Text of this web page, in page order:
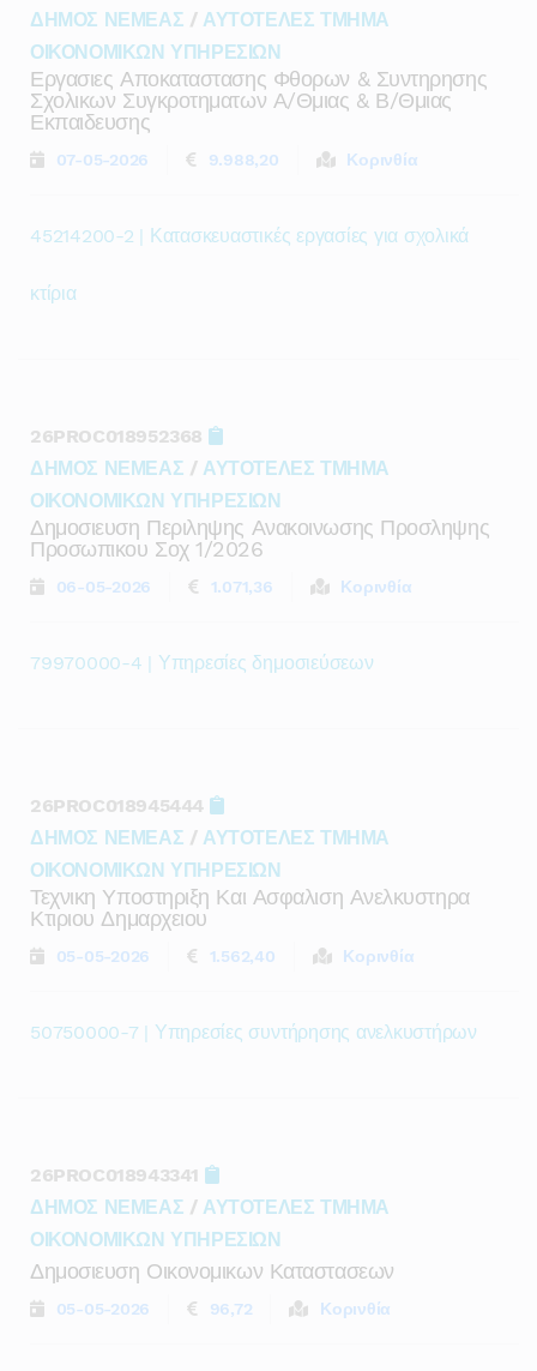
ΔΗΜΟΣ ΝΕΜΕΑΣ / ΑΥΤΟΤΕΛΕΣ ΤΜΗΜΑ
ΟΙΚΟΝΟΜΙΚΩΝ ΥΠΗΡΕΣΙΩΝ
Εργασιες Αποκαταστασης Φθορων & Συντηρησης
Σχολικων Συγκροτηματων Α/θμιας & Β/θμιας
Εκπαιδευσης
07-05-2026 9.988,20 Κορινθία
45214200-2 | Κατασκευαστικές εργασίες για σχολικά
κτίρια
26PROC018952368
ΔΗΜΟΣ ΝΕΜΕΑΣ / ΑΥΤΟΤΕΛΕΣ ΤΜΗΜΑ
ΟΙΚΟΝΟΜΙΚΩΝ ΥΠΗΡΕΣΙΩΝ
Δημοσιευση Περιληψης Ανακοινωσης Προσληψης
Προσωπικου Σοχ 1/2026
06-05-2026 1.071,36 Κορινθία
79970000-4 | Υπηρεσίες δημοσιεύσεων
26PROC018945444
ΔΗΜΟΣ ΝΕΜΕΑΣ / ΑΥΤΟΤΕΛΕΣ ΤΜΗΜΑ
ΟΙΚΟΝΟΜΙΚΩΝ ΥΠΗΡΕΣΙΩΝ
Τεχνικη Υποστηριξη Και Ασφαλιση Ανελκυστηρα
Κτιριου Δημαρχειου
05-05-2026 1.562,40 Κορινθία
50750000-7 | Υπηρεσίες συντήρησης ανελκυστήρων
26PROC018943341
ΔΗΜΟΣ ΝΕΜΕΑΣ / ΑΥΤΟΤΕΛΕΣ ΤΜΗΜΑ
ΟΙΚΟΝΟΜΙΚΩΝ ΥΠΗΡΕΣΙΩΝ
Δημοσιευση Οικονομικων Καταστασεων
05-05-2026 96,72 Κορινθία